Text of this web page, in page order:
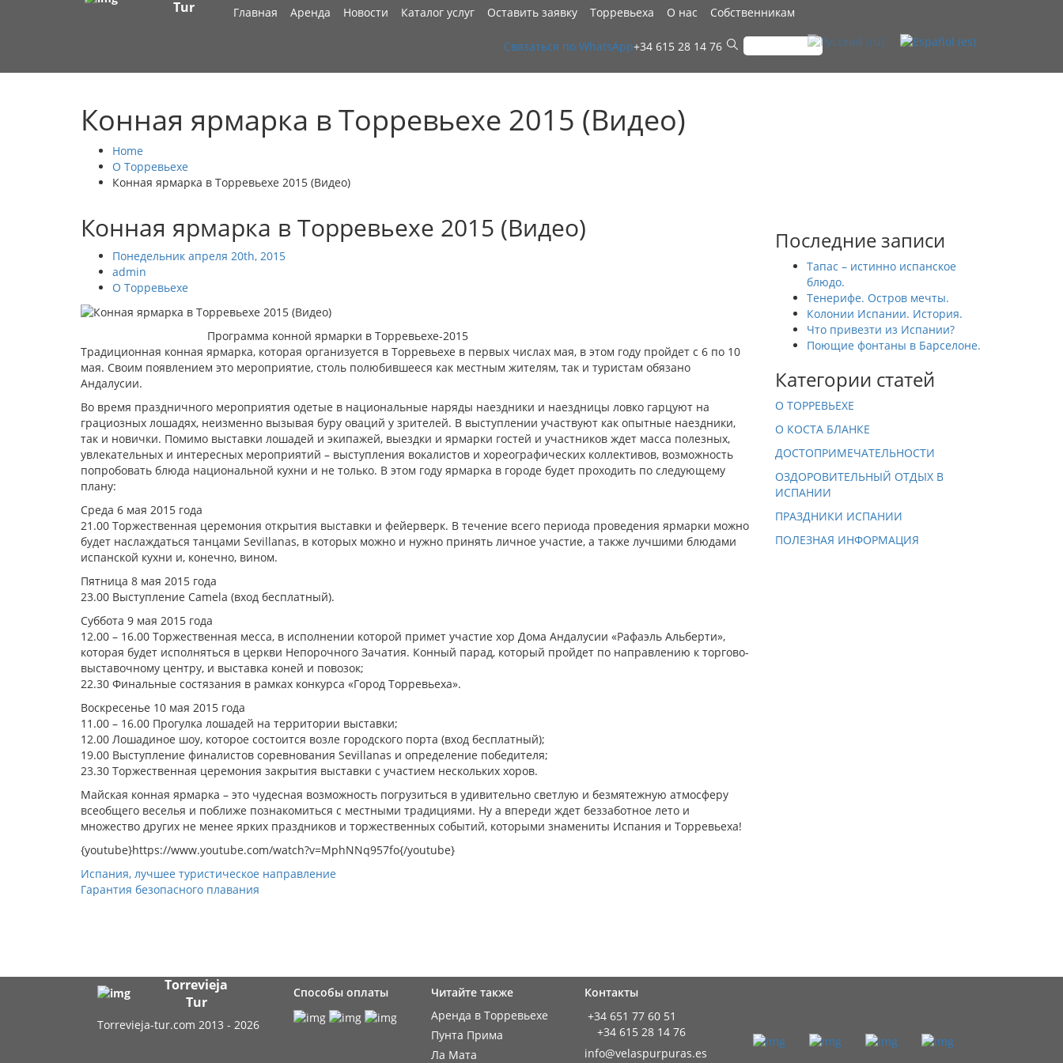
Tur
Главная Аренда Новости Каталог услуг Оставить заявку Торревьеха О нас Собственникам
Связаться по WhatsApp+34 615 28 14 76
Конная ярмарка в Торревьехе 2015 (Видео)
Home
О Торревьехе
Конная ярмарка в Торревьехе 2015 (Видео)
Конная ярмарка в Торревьехе 2015 (Видео)
Понедельник апреля 20th, 2015
admin
О Торревьехе
Программа конной ярмарки в Торревьехе-2015
Традиционная конная ярмарка, которая организуется в Торревьехе в первых числах мая, в этом году пройдет с 6 по 10
мая. Своим появлением это мероприятие, столь полюбившееся как местным жителям, так и туристам обязано
Андалусии.
Во время праздничного мероприятия одетые в национальные наряды наездники и наездницы ловко гарцуют на
грациозных лошадях, неизменно вызывая буру оваций у зрителей. В выступлении участвуют как опытные наездники,
так и новички. Помимо выставки лошадей и экипажей, выездки и ярмарки гостей и участников ждет масса полезных,
увлекательных и интересных мероприятий – выступления вокалистов и хореографических коллективов, возможность
попробовать блюда национальной кухни и не только. В этом году ярмарка в городе будет проходить по следующему
плану:
Среда 6 мая 2015 года
21.00 Торжественная церемония открытия выставки и фейерверк. В течение всего периода проведения ярмарки можно
будет наслаждаться танцами Sevillanas, в которых можно и нужно принять личное участие, а также лучшими блюдами
испанской кухни и, конечно, вином.
Пятница 8 мая 2015 года
23.00 Выступление Camela (вход бесплатный).
Суббота 9 мая 2015 года
12.00 – 16.00 Торжественная месса, в исполнении которой примет участие хор Дома Андалусии «Рафаэль Альберти»,
которая будет исполняться в церкви Непорочного Зачатия. Конный парад, который пройдет по направлению к торгово-
выставочному центру, и выставка коней и повозок;
22.30 Финальные состязания в рамках конкурса «Город Торревьеха».
Воскресенье 10 мая 2015 года
11.00 – 16.00 Прогулка лошадей на территории выставки;
12.00 Лошадиное шоу, которое состоится возле городского порта (вход бесплатный);
19.00 Выступление финалистов соревнования Sevillanas и определение победителя;
23.30 Торжественная церемония закрытия выставки с участием нескольких хоров.
Майская конная ярмарка – это чудесная возможность погрузиться в удивительно светлую и безмятежную атмосферу
всеобщего веселья и поближе познакомиться с местными традициями. Ну а впереди ждет беззаботное лето и
множество других не менее ярких праздников и торжественных событий, которыми знамениты Испания и Торревьеха!
{youtube}https://www.youtube.com/watch?v=MphNNq957fo{/youtube}
Испания, лучшее туристическое направление
Гарантия безопасного плавания
Последние записи
Тапас – истинно испанское
блюдо.
Тенерифе. Остров мечты.
Колонии Испании. История.
Что привезти из Испании?
Поющие фонтаны в Барселоне.
Категории статей
О ТОРРЕВЬЕХЕ
О КОСТА БЛАНКЕ
ДОСТОПРИМЕЧАТЕЛЬНОСТИ
ОЗДОРОВИТЕЛЬНЫЙ ОТДЫХ В
ИСПАНИИ
ПРАЗДНИКИ ИСПАНИИ
ПОЛЕЗНАЯ ИНФОРМАЦИЯ
Torrevieja
Tur
Torrevieja-tur.com 2013 - 2026
Способы оплаты
Читайте также
Аренда в Торревьехе
Пунта Прима
Ла Мата
Контакты
+34 651 77 60 51
+34 615 28 14 76
info@velaspurpuras.es